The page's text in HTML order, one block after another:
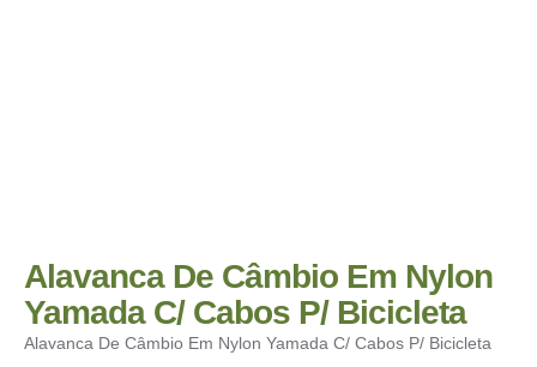
Alavanca De Câmbio Em Nylon
Yamada C/ Cabos P/ Bicicleta
Alavanca De Câmbio Em Nylon Yamada C/ Cabos P/ Bicicleta